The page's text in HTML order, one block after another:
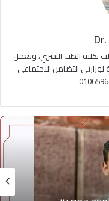
بكلية الطب البشري، ويعمل
التضامن الاجتماعي